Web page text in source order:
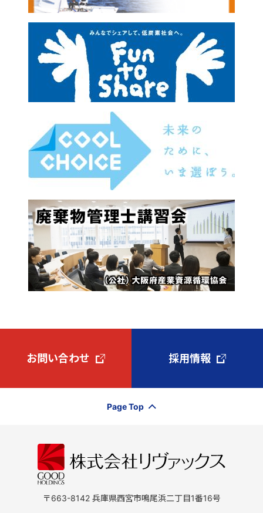
お問い合わせ 採用情報
Page Top
〒663-8142 兵庫県西宮市鳴尾浜二丁目1番16号